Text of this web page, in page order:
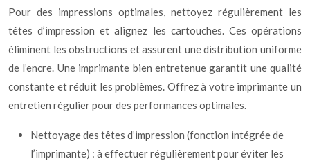
Pour des impressions optimales, nettoyez régulièrement les
têtes d’impression et alignez les cartouches. Ces opérations
éliminent les obstructions et assurent une distribution uniforme
de l’encre. Une imprimante bien entretenue garantit une qualité
constante et réduit les problèmes. Offrez à votre imprimante un
entretien régulier pour des performances optimales.
Nettoyage des têtes d’impression (fonction intégrée de
l’imprimante) : à effectuer régulièrement pour éviter les